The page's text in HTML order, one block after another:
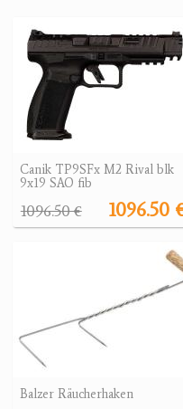
Canik TP9SFx M2 Rival blk
9x19 SAO fib
1096.50
1096.50 €
Balzer Räucherhaken